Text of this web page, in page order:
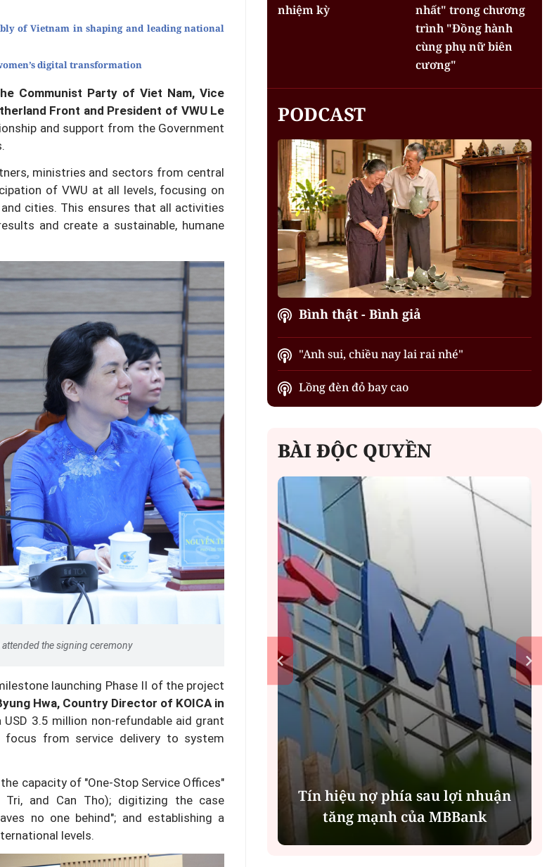
of Vietnam in shaping and leading national
digital transformation
Communist Party of Viet Nam, Vice
Front and President of VWU Le
and support from the Government
ministries and sectors from central
of VWU at all levels, focusing on
cities. This ensures that all activities
and create a sustainable, humane
the signing ceremony
launching Phase II of the project
Hwa, Country Director of KOICA in
3.5 million non-refundable aid grant
from service delivery to system
capacity of "One-Stop Service Offices"
Tri, and Can Tho); digitizing the case
no one behind"; and establishing a
levels.
nhiệm kỳ
nhất" trong chương
trình "Đồng hành
cùng phụ nữ biên
cương"
PODCAST
Bình thật - Bình giả
"Anh sui, chiều nay lai rai nhé"
Lồng đèn đỏ bay cao
BÀI ĐỘC QUYỀN
Chính sách hậu xuất khẩu lao
động: "Đi để trở về" và bài toán
lập nghiệp cho lao động nữ
Tín hiệu nợ phía sau lợi nhuận
tăng mạnh của MBBank